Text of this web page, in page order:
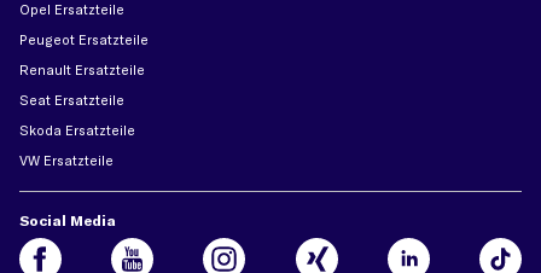
Opel Ersatzteile
Peugeot Ersatzteile
Renault Ersatzteile
Seat Ersatzteile
Skoda Ersatzteile
VW Ersatzteile
Social Media